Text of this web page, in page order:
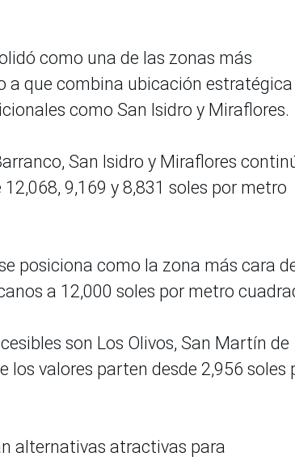
como una de las zonas más
a que combina ubicación estratégica
como San Isidro y Miraflores.
San Isidro y Miraflores
9,169 y 8,831 soles por metro
posiciona como la zona más cara
a 12,000 soles por metro
son Los Olivos, San Martín de
los valores parten desde 2,956 soles
alternativas atractivas para